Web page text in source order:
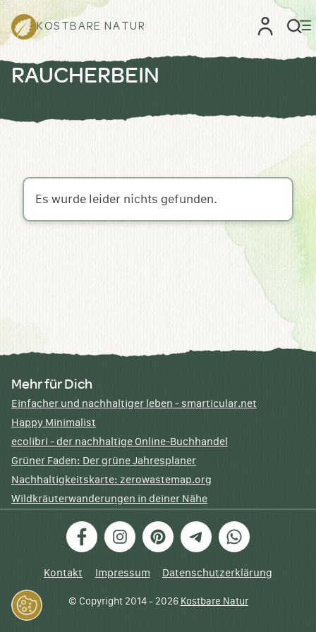
KOSTBARE NATUR
RAUCHERBEIN
Es wurde leider nichts gefunden.
Mehr für Dich
Einfacher und nachhaltiger leben - smarticular.net
Happy Minimalist
ecolibri - der nachhaltige Online-Buchhandel
Grüner Faden: Der grüne Jahresplaner
Nachhaltigkeitskarte: zerowastemap.org
Wildkräuterwanderungen in deiner Nähe
FacebookInstagramPinterestTelegramWhatsApp
Kontakt Impressum Datenschutzerklärung
© Copyright 2014 - 2026 Kostbare Natur